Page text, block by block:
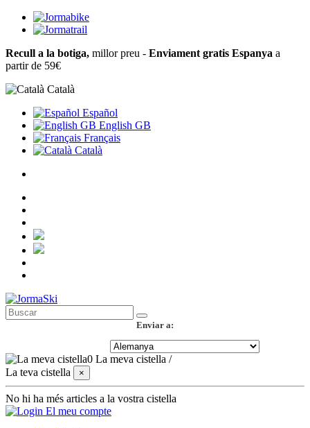
Recull a la botiga, millor preu - Enviament gratis Espanya a
partir de 59€
Català
Español
English GB
Français
Català
Enviar a:
0 La meva cistella /
La teva cistella
×
No hi ha més articles a la vostra cistella
El meu compte